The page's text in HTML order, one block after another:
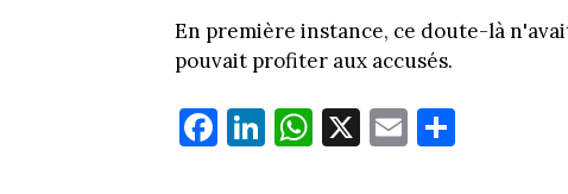
En première instance, ce doute-là
pouvait profiter aux accusés.
Fa
ce
Li
nk
W
ha
X E
m